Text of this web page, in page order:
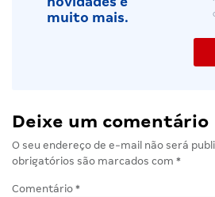
muito mais.
Deixe um comentário
O seu endereço de e-mail não será
obrigatórios são marcados com *
Comentário *